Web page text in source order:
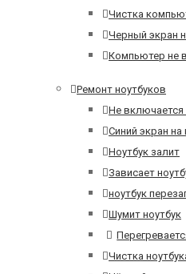
Чистка
Черный экран
Компьютер не
Ремонт ноутбуков
Не включается
Синий экран на
Ноутбук залит
Зависает
ноутбук
Шумит ноутбук
Чистка